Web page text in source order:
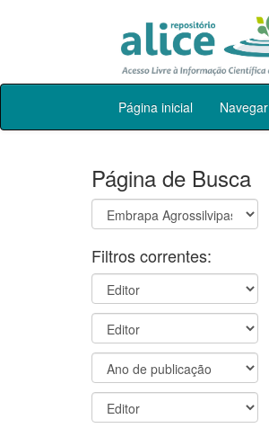
Skip
Página inicial Navegar
Página de Busca
Filtros correntes: